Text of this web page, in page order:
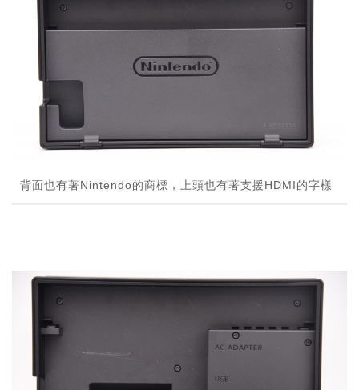
背面也有著Nintendo的商標，上頭也有著支援HDMI的字樣